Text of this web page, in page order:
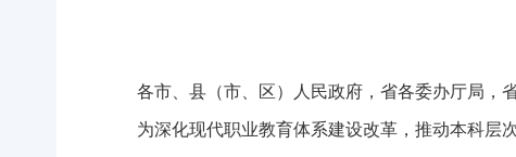
各市、县（市、区）人民政府，省各委办厅局，
为深化现代职业教育体系建设改革，推动本科层